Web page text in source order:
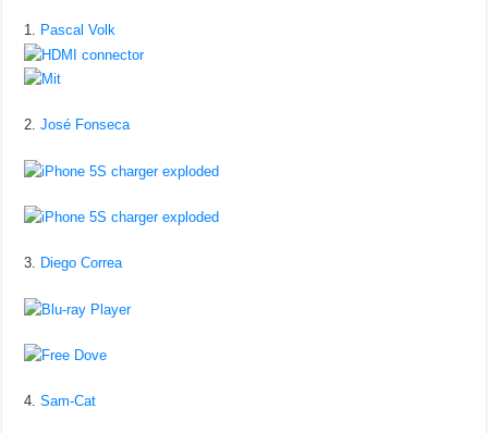
1. Pascal Volk
2.José Fonseca
3. Diego Correa
4.Sam-Cat